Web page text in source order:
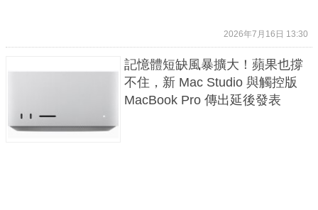
2026年7月16日 13:30
記憶體短缺風暴擴大！蘋果也撐
不住，新 Mac Studio 與觸控版
MacBook Pro 傳出延後發表